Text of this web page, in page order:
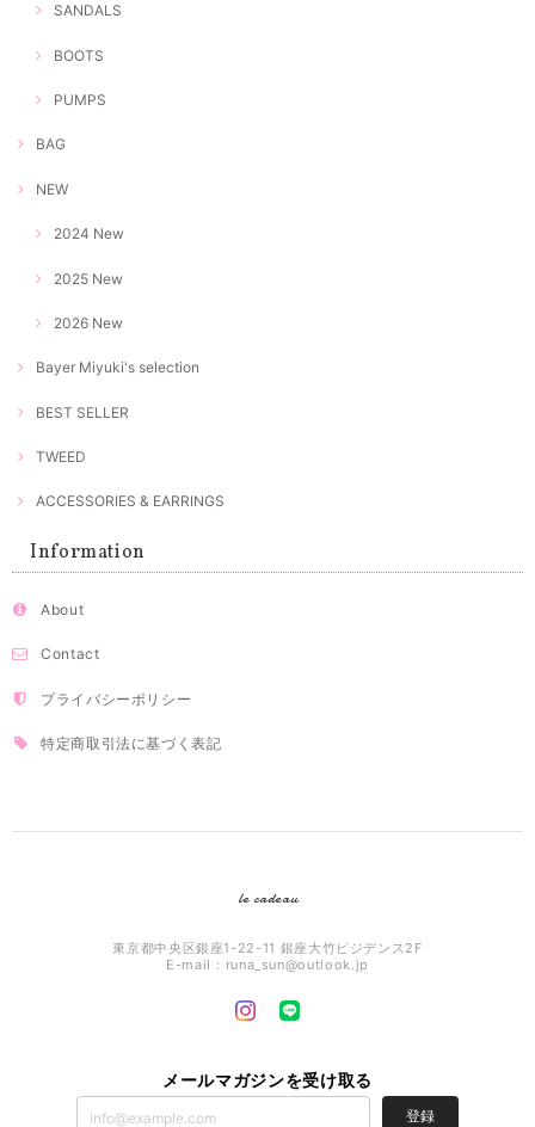
SANDALS
BOOTS
PUMPS
BAG
NEW
2024 New
2025 New
2026 New
Bayer Miyuki's selection
BEST SELLER
TWEED
ACCESSORIES & EARRINGS
Information
About
Contact
プライバシーポリシー
特定商取引法に基づく表記
le cadeau
東京都中央区銀座1-22-11 銀座大竹ビジデンス2F
E-mail： runa_sun@outlook.jp
メールマガジンを受け取る
登録